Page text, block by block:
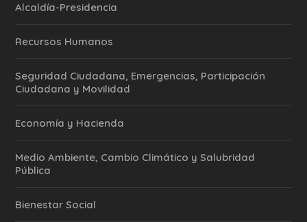
Alcaldía-Presidencia
Recursos Humanos
Seguridad Ciudadana, Emergencias, Participación
Ciudadana y Movilidad
Economía y Hacienda
Medio Ambiente, Cambio Climático y Salubridad
Pública
Bienestar Social